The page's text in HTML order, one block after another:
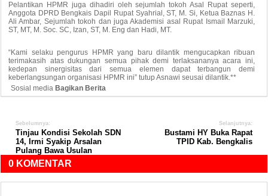
Pelantikan HPMR juga dihadiri oleh sejumlah tokoh Asal Rupat seperti,
Anggota DPRD Bengkais Dapil Rupat Syahrial, ST, M. Si, Ketua Baznas H.
Ali Ambar, Sejumlah tokoh dan juga Akademisi asal Rupat Ismail Marzuki,
ST, MT, M. Soc. SC, Izan, ST, M. Eng dan Hadi, MT.
“Kami selaku pengurus HPMR yang baru dilantik mengucapkan ribuan
terimakasih atas dukungan semua pihak demi terlaksananya acara ini,
kedepan sinergisitas dari semua elemen dapat terbangun demi
keberlangsungan organisasi HPMR ini” tutup Asnawi seusai dilantik.**
Sosial media Bagikan Berita
Sebelumnya:
Tinjau Kondisi Sekolah SDN
14, Irmi Syakip Arsalan
Pulang Bawa Usulan
Selanjutnya:
Bustami HY Buka Rapat
TPID Kab. Bengkalis
0 KOMENTAR